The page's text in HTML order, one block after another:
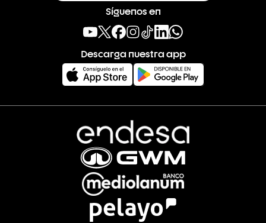
Síguenos en
Descarga nuestra app